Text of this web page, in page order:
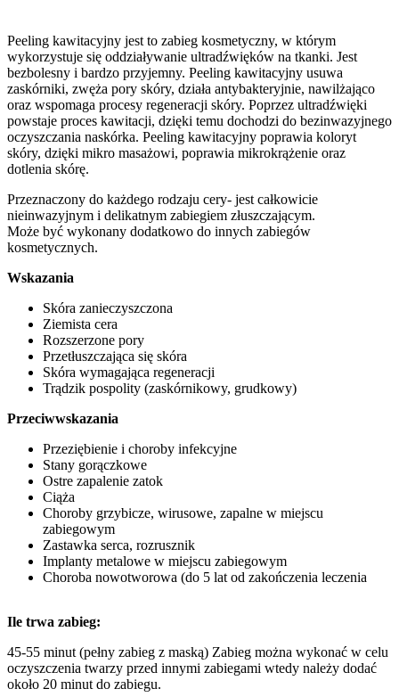
Peeling kawitacyjny jest to zabieg kosmetyczny, w którym
wykorzystuje się oddziaływanie ultradźwięków na tkanki. Jest
bezbolesny i bardzo przyjemny. Peeling kawitacyjny usuwa
zaskórniki, zwęża pory skóry, działa antybakteryjnie, nawilżająco
oraz wspomaga procesy regeneracji skóry. Poprzez ultradźwięki
powstaje proces kawitacji, dzięki temu dochodzi do bezinwazyjnego
oczyszczania naskórka. Peeling kawitacyjny poprawia koloryt
skóry, dzięki mikro masażowi, poprawia mikrokrążenie oraz
dotlenia skórę.
Przeznaczony do każdego rodzaju cery- jest całkowicie
nieinwazyjnym i delikatnym zabiegiem złuszczającym.
Może być wykonany dodatkowo do innych zabiegów
kosmetycznych.
Wskazania
Skóra zanieczyszczona
Ziemista cera
Rozszerzone pory
Przetłuszczająca się skóra
Skóra wymagająca regeneracji
Trądzik pospolity (zaskórnikowy, grudkowy)
Przeciwwskazania
Przeziębienie i choroby infekcyjne
Stany gorączkowe
Ostre zapalenie zatok
Ciąża
Choroby grzybicze, wirusowe, zapalne w miejscu
zabiegowym
Zastawka serca, rozrusznik
Implanty metalowe w miejscu zabiegowym
Choroba nowotworowa (do 5 lat od zakończenia leczenia
Ile trwa zabieg:
45-55 minut (pełny zabieg z maską) Zabieg można wykonać w celu
oczyszczenia twarzy przed innymi zabiegami wtedy należy dodać
około 20 minut do zabiegu.